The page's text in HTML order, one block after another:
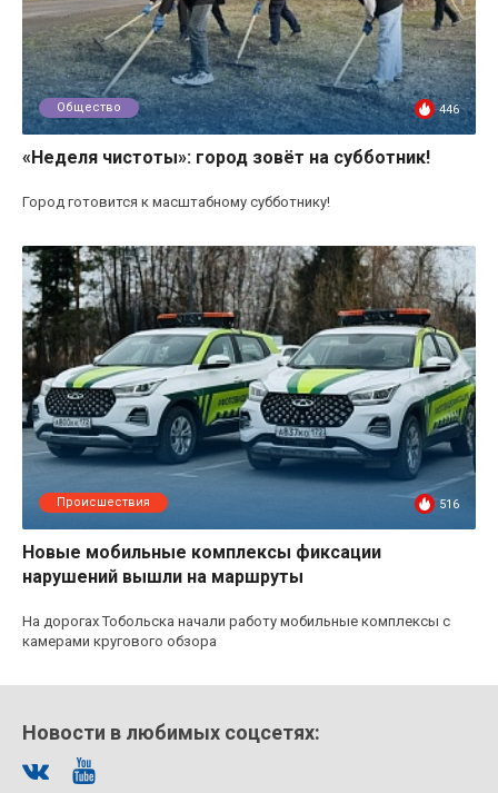
Общество 446
«Неделя чистоты»: город зовёт на субботник!
Город готовится к масштабному субботнику!
Происшествия 516
Новые мобильные комплексы фиксации
нарушений вышли на маршруты
На дорогах Тобольска начали работу мобильные комплексы с
камерами кругового обзора
Новости в любимых соцсетях: